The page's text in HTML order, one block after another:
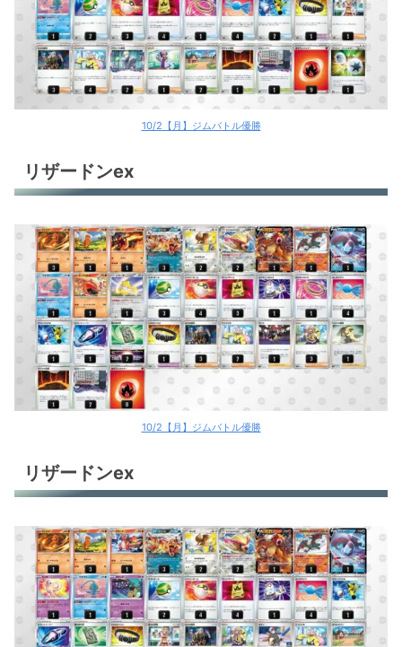
10/2【月】ジムバトル優勝
リザードンex
10/2【月】ジムバトル優勝
リザードンex